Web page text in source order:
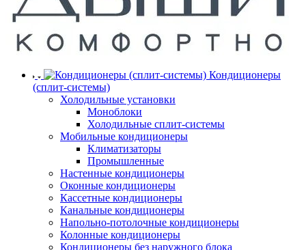
Кондиционеры
(сплит-системы)
Холодильные установки
Моноблоки
Холодильные сплит-системы
Мобильные кондиционеры
Климатизаторы
Промышленные
Настенные кондиционеры
Оконные кондиционеры
Кассетные кондиционеры
Канальные кондиционеры
Напольно-потолочные кондиционеры
Колонные кондиционеры
Кондиционеры без наружного блока